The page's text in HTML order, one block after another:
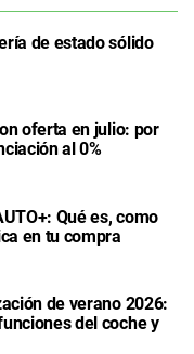
de estado sólido
oferta en julio: por
al 0%
Qué es, como
en tu compra
de verano 2026:
del coche y